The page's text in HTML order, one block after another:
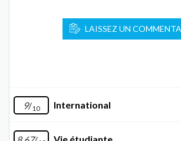
LAISSEZ UN
9/10 International